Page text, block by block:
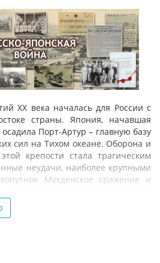
XX века началась для России с
страны. Япония, начавшая
Порт-Артур – главную базу
сил на Тихом океане. Оборона и
крепости стала трагическим
неудачи, наиболее крупными
Мукденское сражение и
1905-1907 гг. и вынудили
пойти на компромисс при
потерей всего военного флота и
позиций на Дальнем Востоке.